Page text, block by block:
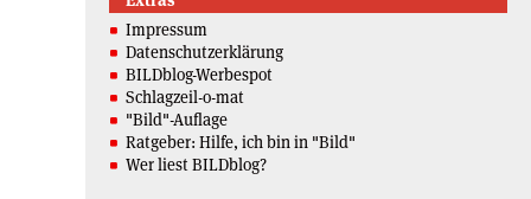
Impressum
Datenschutzerklärung
BILDblog-Werbespot
Schlagzeil-o-mat
"Bild"-Auflage
Ratgeber: Hilfe, ich bin in "Bild"
Wer liest BILDblog?